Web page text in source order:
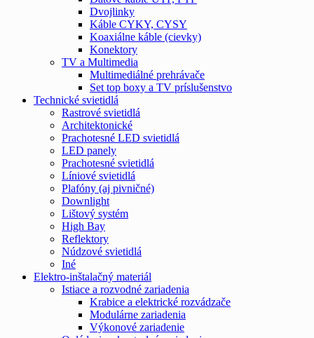
Dvojlinky
Káble CYKY, CYSY
Koaxiálne káble (cievky)
Konektory
TV a Multimedia
Multimediálné prehrávače
Set top boxy a TV príslušenstvo
Technické svietidlá
Rastrové svietidlá
Architektonické
Prachotesné LED svietidlá
LED panely
Prachotesné svietidlá
Líniové svietidlá
Plafóny (aj pivničné)
Downlight
Lištový systém
High Bay
Reflektory
Núdzové svietidlá
Iné
Elektro-inštalačný materiál
Istiace a rozvodné zariadenia
Krabice a elektrické rozvádzače
Modulárne zariadenia
Výkonové zariadenie